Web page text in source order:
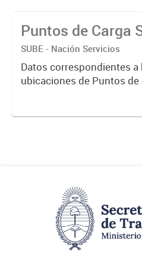
Puntos de Carga
SUBE - Nación Servicios
Datos correspondientes a
ubicaciones de Puntos de